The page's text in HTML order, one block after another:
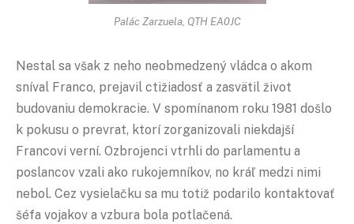
Palác Zarzuela, QTH EA0JC
Nestal sa však z neho neobmedzený vládca o akom
sníval Franco, prejavil ctižiadosť a zasvätil život
budovaniu demokracie. V spomínanom roku 1981 došlo
k pokusu o prevrat, ktorí zorganizovali niekdajší
Francovi verní. Ozbrojenci vtrhli do parlamentu a
poslancov vzali ako rukojemníkov, no kráľ medzi nimi
nebol. Cez vysielačku sa mu totiž podarilo kontaktovať
šéfa vojakov a vzbura bola potlačená.